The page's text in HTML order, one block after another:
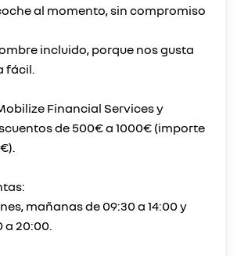
al momento, sin compromiso
incluido, porque nos gusta
fácil.
Financial Services y
de 500€ a 1000€ (importe
mañanas de 09:30 a 14:00 y
a 20:00.